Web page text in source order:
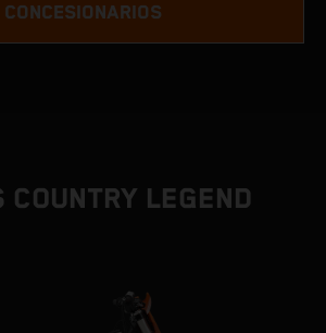
CONCESIONARIOS
COUNTRY LEGEND